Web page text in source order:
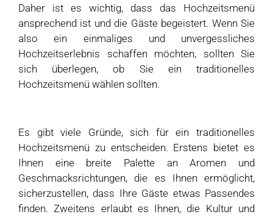
Daher ist es wichtig, dass das Hochzeitsmenü
ansprechend ist und die Gäste begeistert. Wenn Sie
also ein einmaliges und unvergessliches
Hochzeitserlebnis schaffen möchten, sollten Sie
sich überlegen, ob Sie ein traditionelles
Hochzeitsmenü wählen sollten.
Es gibt viele Gründe, sich für ein traditionelles
Hochzeitsmenü zu entscheiden. Erstens bietet es
Ihnen eine breite Palette an Aromen und
Geschmacksrichtungen, die es Ihnen ermöglicht,
sicherzustellen, dass Ihre Gäste etwas Passendes
finden. Zweitens erlaubt es Ihnen, die Kultur und